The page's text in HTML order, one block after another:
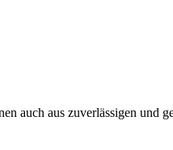
auch aus zuverlässigen und